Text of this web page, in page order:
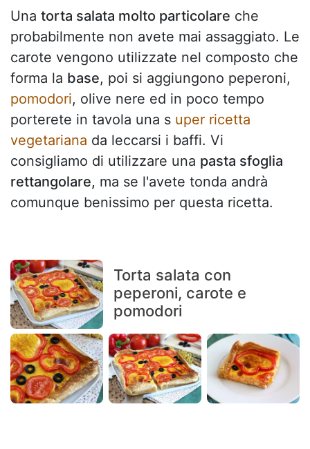
Una torta salata molto particolare che
probabilmente non avete mai assaggiato. Le
carote vengono utilizzate nel composto che
forma la base, poi si aggiungono peperoni,
pomodori, olive nere ed in poco tempo
porterete in tavola una s uper ricetta
vegetariana da leccarsi i baffi. Vi
consigliamo di utilizzare una pasta sfoglia
rettangolare, ma se l'avete tonda andrà
comunque benissimo per questa ricetta.
Torta salata con
peperoni, carote e
pomodori